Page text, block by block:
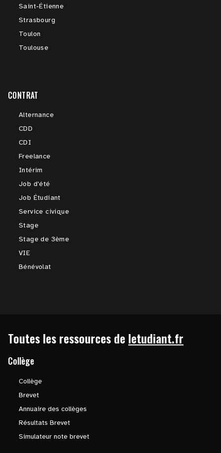
Saint-Étienne
Strasbourg
Toulon
Toulouse
CONTRAT
Alternance
CDD
CDI
Freelance
Intérim
Job d'été
Job Étudiant
Service civique
Stage
Stage de 3ème
VIE
Bénévolat
Toutes les ressources de letudiant.fr
Collège
Collège
Brevet
Annuaire des collèges
Résultats Brevet
Simulateur note brevet